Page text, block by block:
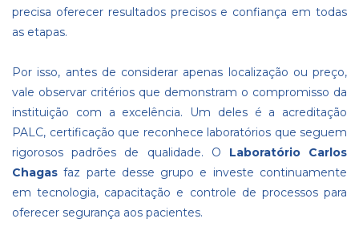
precisa oferecer resultados precisos e confiança em todas
as etapas.
Por isso, antes de considerar apenas localização ou preço,
vale observar critérios que demonstram o compromisso da
instituição com a excelência. Um deles é a acreditação
PALC, certificação que reconhece laboratórios que seguem
rigorosos padrões de qualidade. O Laboratório Carlos
Chagas faz parte desse grupo e investe continuamente
em tecnologia, capacitação e controle de processos para
oferecer segurança aos pacientes.